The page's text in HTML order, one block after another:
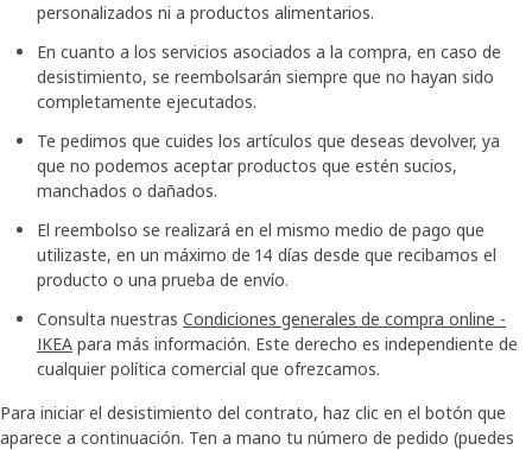
personalizados ni a productos alimentarios.
En cuanto a los servicios asociados a la compra, en caso de
desistimiento, se reembolsarán siempre que no hayan sido
completamente ejecutados.
Te pedimos que cuides los artículos que deseas devolver, ya
que no podemos aceptar productos que estén sucios,
manchados o dañados.
El reembolso se realizará en el mismo medio de pago que
utilizaste, en un máximo de 14 días desde que recibamos el
producto o una prueba de envío.
Consulta nuestras Condiciones generales de compra online -
IKEA para más información. Este derecho es independiente de
cualquier política comercial que ofrezcamos.
Para iniciar el desistimiento del contrato, haz clic en el botón que
aparece a continuación. Ten a mano tu número de pedido (puedes